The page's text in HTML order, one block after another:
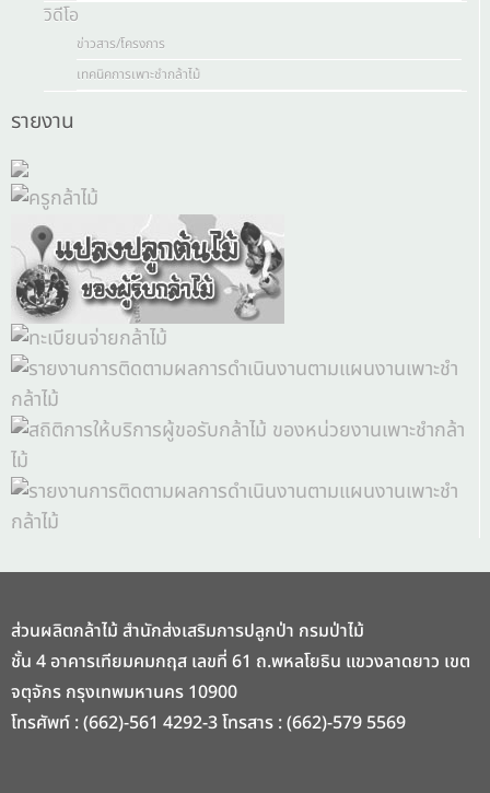
วิดีโอ
ข่าวสาร/โครงการ
เทคนิคการเพาะชำกล้าไม้
รายงาน
ส่วนผลิตกล้าไม้ สำนักส่งเสริมการปลูกป่า กรมป่าไม้
ชั้น 4 อาคารเทียมคมกฤส เลขที่ 61 ถ.พหลโยธิน แขวงลาดยาว เขต
จตุจักร กรุงเทพมหานคร 10900
โทรศัพท์ : (662)-561 4292-3 โทรสาร : (662)-579 5569